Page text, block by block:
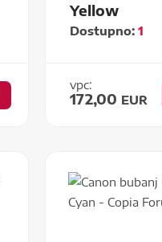
Yellow
Dostupno:1
vpc:
172,00 EUR